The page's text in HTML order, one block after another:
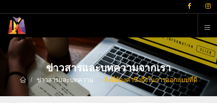
ข่าวสารและบทความจากเรา
ข่าวสารและบทความ สิ่งที่ต้องคำนึงถึงในการออกแบบที่ดี